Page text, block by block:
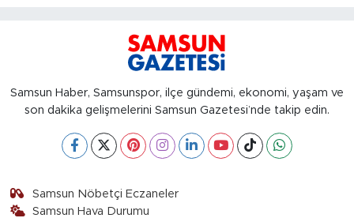
Samsun Haber, Samsunspor, ilçe gündemi, ekonomi, yaşam ve
son dakika gelişmelerini Samsun Gazetesi’nde takip edin.
Samsun Nöbetçi Eczaneler
Samsun Hava Durumu